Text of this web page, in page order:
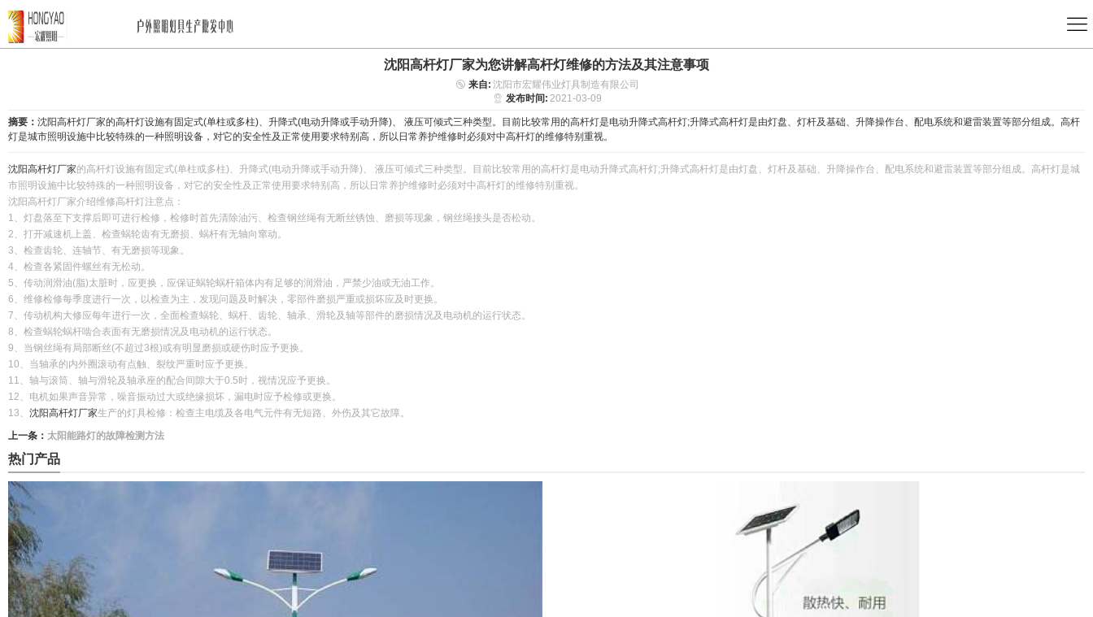
沈阳高杆灯厂家为您讲解高杆灯维修的方法及其注意事项
来自: 沈阳市宏耀伟业灯具制造有限公司
发布时间: 2021-03-09
摘要： 沈阳高杆灯厂家的高杆灯设施有固定式(单柱或多柱)、升降式(电动升降或手动升降)、 液压可倾式三种类型。目前比较常用的高杆灯是电动升降式高杆灯;升降式高杆灯是由灯盘、灯杆及基础、升降操作台、配电系统和避雷装置等部分组成。高杆
灯是城市照明设施中比较特殊的一种照明设备，对它的安全性及正常使用要求特别高，所以日常养护维修时必须对中高杆灯的维修特别重视。
沈阳高杆灯厂家的高杆灯设施有固定式(单柱或多柱)、升降式(电动升降或手动升降)、 液压可倾式三种类型。目前比较常用的高杆灯是电动升降式高杆灯;升降式高杆灯是由灯盘、灯杆及基础、升降操作台、配电系统和避雷装置等部分组成。高杆灯是城
市照明设施中比较特殊的一种照明设备，对它的安全性及正常使用要求特别高，所以日常养护维修时必须对中高杆灯的维修特别重视。
沈阳高杆灯厂家介绍维修高杆灯注意点：
1、灯盘落至下支撑后即可进行检修，检修时首先清除油污、检查钢丝绳有无断丝锈蚀、磨损等现象，钢丝绳接头是否松动。
2、打开减速机上盖、检查蜗轮齿有无磨损、蜗杆有无轴向窜动。
3、检查齿轮、连轴节、有无磨损等现象。
4、检查各紧固件螺丝有无松动。
5、传动润滑油(脂)太脏时，应更换，应保证蜗轮蜗杆箱体内有足够的润滑油，严禁少油或无油工作。
6、维修检修每季度进行一次，以检查为主，发现问题及时解决，零部件磨损严重或损坏应及时更换。
7、传动机构大修应每年进行一次，全面检查蜗轮、蜗杆、齿轮、轴承、滑轮及轴等部件的磨损情况及电动机的运行状态。
8、检查蜗轮蜗杆啮合表面有无磨损情况及电动机的运行状态。
9、当钢丝绳有局部断丝(不超过3根)或有明显磨损或硬伤时应予更换。
10、当轴承的内外圈滚动有点触、裂纹严重时应予更换。
11、轴与滚筒、轴与滑轮及轴承座的配合间隙大于0.5时，视情况应予更换。
12、电机如果声音异常，噪音振动过大或绝缘损坏，漏电时应予检修或更换。
13、 沈阳高杆灯厂家生产的灯具检修：检查主电缆及各电气元件有无短路、外伤及其它故障。
上一条： 太阳能路灯的故障检测方法
热门产品